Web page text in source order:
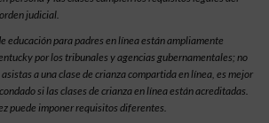
judicial.
educación para padres en línea están ampliamente
por los tribunales y agencias gubernamentales; no
a una clase de crianza compartida en línea, es mejor
si las clases de crianza en línea están acreditadas.
puede imponer requisitos diferentes.